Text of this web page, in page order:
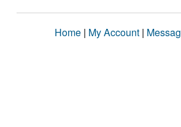
Home | My Account |